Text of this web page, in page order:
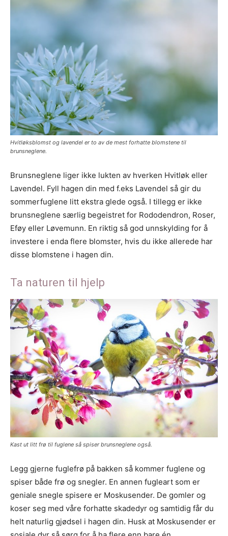
Hvitløksblomst og lavendel er to av de mest forhatte blomstene til
brunsneglene.
Brunsneglene liger ikke lukten av hverken Hvitløk eller
Lavendel. Fyll hagen din med f.eks Lavendel så gir du
sommerfuglene litt ekstra glede også. I tillegg er ikke
brunsneglene særlig begeistret for Rododendron, Roser,
Eføy eller Løvemunn. En riktig så god unnskylding for å
investere i enda flere blomster, hvis du ikke allerede har
disse blomstene i hagen din.
Ta naturen til hjelp
Kast ut litt frø til fuglene så spiser brunsneglene også.
Legg gjerne fuglefrø på bakken så kommer fuglene og
spiser både frø og snegler. En annen fugleart som er
geniale snegle spisere er Moskusender. De gomler og
koser seg med våre forhatte skadedyr og samtidig får du
helt naturlig gjødsel i hagen din. Husk at Moskusender er